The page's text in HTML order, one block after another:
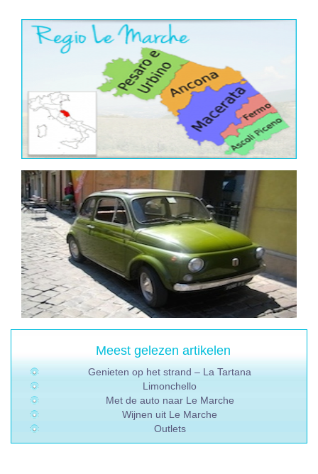
Meest gelezen artikelen
Genieten op het strand – La Tartana
Limonchello
Met de auto naar Le Marche
Wijnen uit Le Marche
Outlets